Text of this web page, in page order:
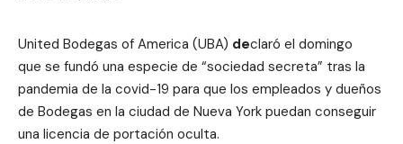
United Bodegas of America (UBA) declaró el domingo
que se fundó una especie de “sociedad secreta” tras la
pandemia de la covid-19 para que los empleados y dueños
de Bodegas en la ciudad de Nueva York puedan conseguir
una licencia de portación oculta.